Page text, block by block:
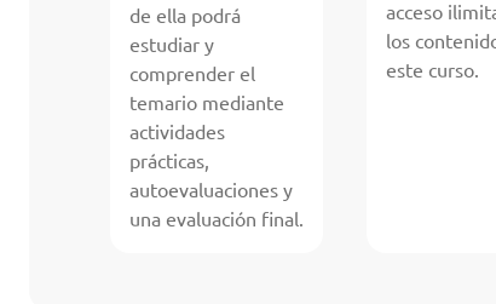
de ella podrá
estudiar y
comprender el
temario mediante
actividades
prácticas,
autoevaluaciones y
una evaluación final.
acceso
los
este curso.